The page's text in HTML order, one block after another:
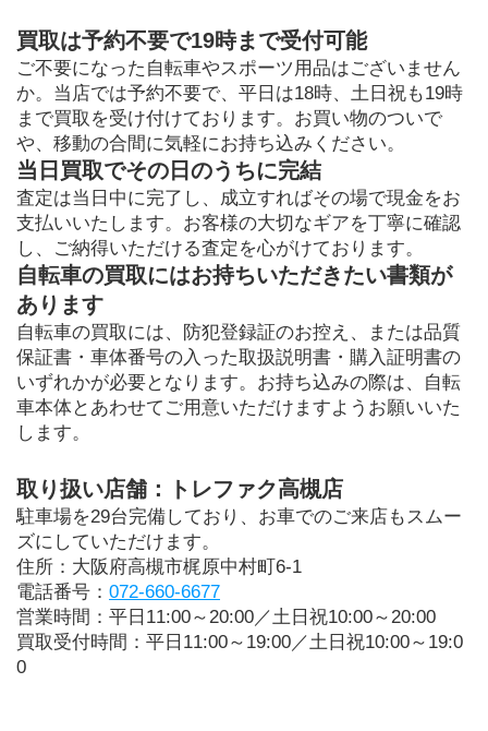
買取は予約不要で19時まで受付可能
ご不要になった自転車やスポーツ用品はございません
か。当店では予約不要で、平日は18時、土日祝も19時
まで買取を受け付けております。お買い物のついで
や、移動の合間に気軽にお持ち込みください。
当日買取でその日のうちに完結
査定は当日中に完了し、成立すればその場で現金をお
支払いいたします。お客様の大切なギアを丁寧に確認
し、ご納得いただける査定を心がけております。
自転車の買取にはお持ちいただきたい書類が
あります
自転車の買取には、防犯登録証のお控え、または品質
保証書・車体番号の入った取扱説明書・購入証明書の
いずれかが必要となります。お持ち込みの際は、自転
車本体とあわせてご用意いただけますようお願いいた
します。
取り扱い店舗：トレファク高槻店
駐車場を29台完備しており、お車でのご来店もスムー
ズにしていただけます。
住所：大阪府高槻市梶原中村町6-1
電話番号： 072-660-6677
営業時間：平日11:00～20:00／土日祝10:00～20:00
買取受付時間：平日11:00～19:00／土日祝10:00～19:0
0